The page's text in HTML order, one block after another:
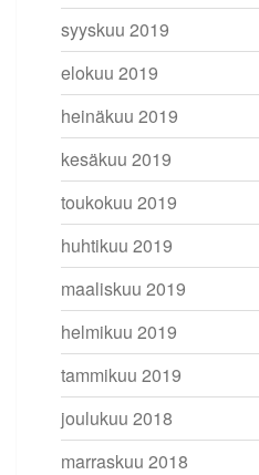
syyskuu 2019
elokuu 2019
heinäkuu 2019
kesäkuu 2019
toukokuu 2019
huhtikuu 2019
maaliskuu 2019
helmikuu 2019
tammikuu 2019
joulukuu 2018
marraskuu 2018